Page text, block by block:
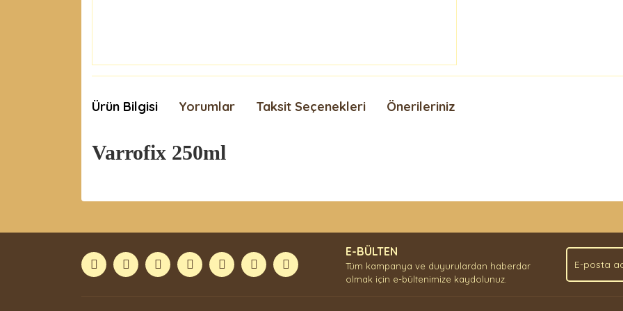
Ürün Bilgisi Yorumlar Taksit Seçenekleri Önerileriniz
Varrofix 250ml
Ürün açıklamasında eksik bilgiler bulunuyor.
E-BÜLTEN
Tüm kampanya ve duyurulardan haberdar
olmak için e-bültenimize kaydolunuz.